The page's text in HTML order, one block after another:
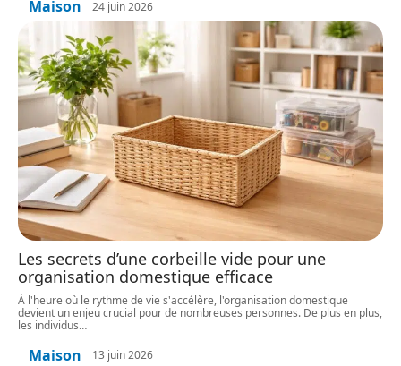
Maison 24 juin 2026
Les secrets d’une corbeille vide pour une
organisation domestique efficace
À l'heure où le rythme de vie s'accélère, l'organisation domestique
devient un enjeu crucial pour de nombreuses personnes. De plus en plus,
les individus…
Maison 13 juin 2026